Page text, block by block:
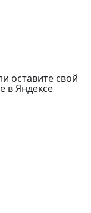
оставите свой
в Яндексе